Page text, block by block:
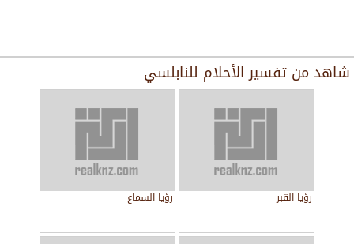
شاهد من تفسير الأحلام للنابلسي
رؤيا القبر رؤيا السماع